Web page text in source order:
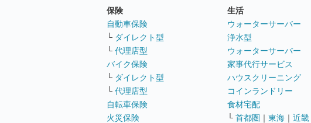
保険
自動車保険
└ ダイレクト型
└ 代理店型
バイク保険
└ ダイレクト型
└ 代理店型
自転車保険
火災保険
生活
ウォーターサーバー
浄水型
ウォーターサーバー
家事代行サービス
ハウスクリーニング
コインランドリー
食材宅配
└ 首都圏 ｜ 東海 ｜ 近畿